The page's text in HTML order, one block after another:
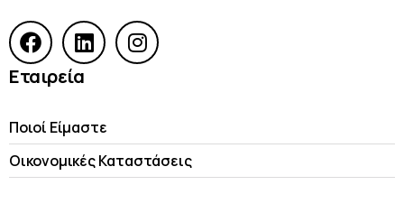
Εταιρεία
Ποιοί Είμαστε
Οικονομικές Kαταστάσεις